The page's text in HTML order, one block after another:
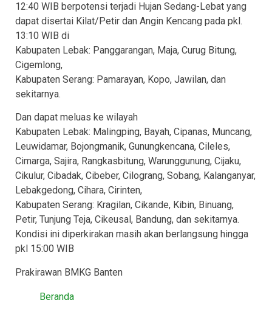
12:40 WIB berpotensi terjadi Hujan Sedang-Lebat yang
dapat disertai Kilat/Petir dan Angin Kencang pada pkl.
13:10 WIB di
Kabupaten Lebak: Panggarangan, Maja, Curug Bitung,
Cigemlong,
Kabupaten Serang: Pamarayan, Kopo, Jawilan, dan
sekitarnya.
Dan dapat meluas ke wilayah
Kabupaten Lebak: Malingping, Bayah, Cipanas, Muncang,
Leuwidamar, Bojongmanik, Gunungkencana, Cileles,
Cimarga, Sajira, Rangkasbitung, Warunggunung, Cijaku,
Cikulur, Cibadak, Cibeber, Cilograng, Sobang, Kalanganyar,
Lebakgedong, Cihara, Cirinten,
Kabupaten Serang: Kragilan, Cikande, Kibin, Binuang,
Petir, Tunjung Teja, Cikeusal, Bandung, dan sekitarnya.
Kondisi ini diperkirakan masih akan berlangsung hingga
pkl 15:00 WIB
Prakirawan BMKG Banten
Beranda